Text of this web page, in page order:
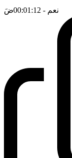
نعم - 00:01:12 ضَ